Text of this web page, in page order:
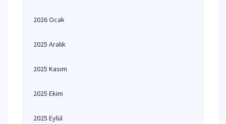
2026 Ocak
2025 Aralık
2025 Kasım
2025 Ekim
2025 Eylül